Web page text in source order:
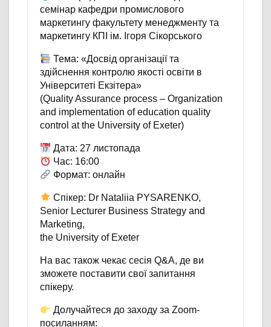
семінар кафедри промислового
маркетингу факультету менеджменту та
маркетингу КПІ ім. Ігоря Сікорського
Тема: «Досвід організації та
здійснення контролю якості освіти в
Університеті Екзітера»
(Quality Assurance process – Organization
and implementation of education quality
control at the University of Exeter)
Дата: 27 листопада
Час: 16:00
Формат: онлайн
Спікер: Dr Nataliia PYSARENKO,
Senior Lecturer Business Strategy and
Marketing,
the University of Exeter
На вас також чекає сесія Q&A, де ви
зможете поставити свої запитання
спікеру.
Долучайтеся до заходу за Zoom-
посиланням: